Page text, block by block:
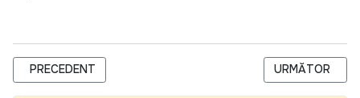
ARTICOL PRECEDENT: SEMINAR DE FORMARE CONTINUĂ:
PRECEDENT ARTICOLUL
URMĂTOR